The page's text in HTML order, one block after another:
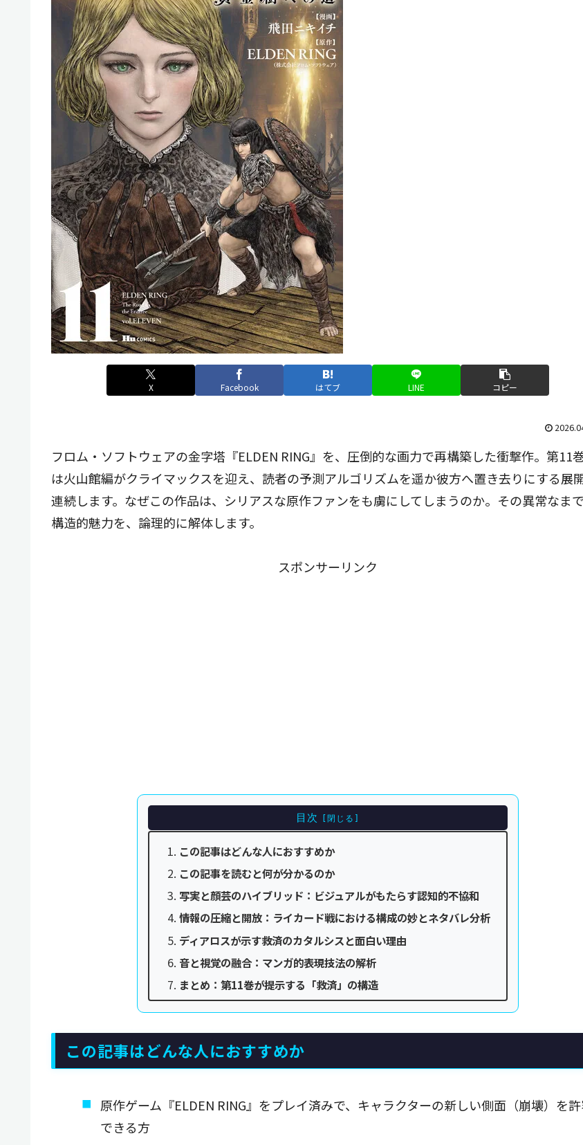
X Facebook はてブ LINE コピー
フロム・ソフトウェアの金字塔『ELDEN RING』を、圧倒的な画力で再構築した衝撃作。第11
は火山館編がクライマックスを迎え、読者の予測アルゴリズムを遥か彼方へ置き去りにする展
連続します。なぜこの作品は、シリアスな原作ファンをも虜にしてしまうのか。その異常なま
構造的魅力を、論理的に解体します。
スポンサーリンク
目次
この記事はどんな人におすすめか
この記事を読むと何が分かるのか
写実と顔芸のハイブリッド：ビジュアルがもたらす認知的不協和
情報の圧縮と開放：ライカード戦における構成の妙とネタバレ分析
ディアロスが示す救済のカタルシスと面白い理由
音と視覚の融合：マンガ的表現技法の解析
まとめ：第11巻が提示する「救済」の構造
この記事はどんな人におすすめか
原作ゲーム『ELDEN RING』をプレイ済みで、キャラクターの新しい側面（崩壊）を
できる方